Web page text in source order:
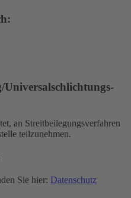
Universal­schlichtungs­
an Streitbeilegungsverfahren
teilzunehmen.
Sie hier: Datenschutz